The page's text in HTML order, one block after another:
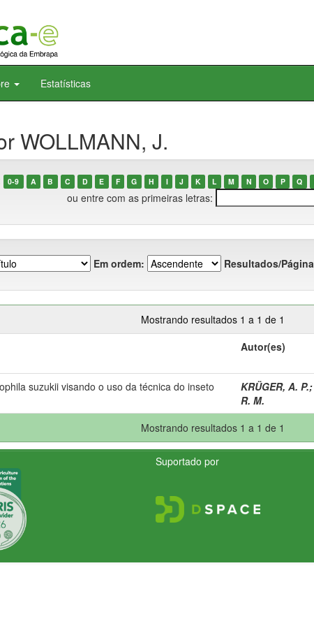
Estatísticas
WOLLMANN, J.
0-9 A B C D E F G H I J K L M N O P Q
ou entre com as primeiras letras:
Em ordem: Resultados/Página
Mostrando resultados 1 a 1 de 1
Autor(es)
suzukii visando o uso da técnica do inseto
KRÜGER, A. P.;
R. M.
Mostrando resultados 1 a 1 de 1
Suportado por